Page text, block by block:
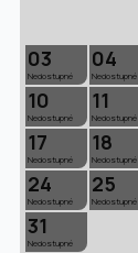
03
Nedostupné
04
Nedostupné
10
Nedostupné
11
Nedostupné
17
Nedostupné
18
Nedostupné
24
Nedostupné
25
Nedostupné
31
Nedostupné